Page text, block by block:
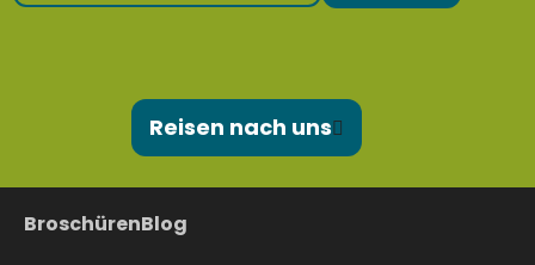
Reisen nach uns
BroschürenBlog